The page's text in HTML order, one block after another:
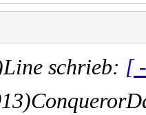
Line schrieb: [